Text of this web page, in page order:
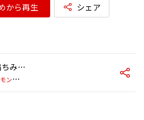
から再生 シェア
花の香が満ちみちて
上
妻宏光/デーモン閣下/山井綱雄